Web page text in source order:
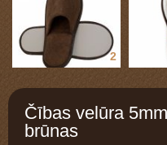
2
Čības velūra
brūnas